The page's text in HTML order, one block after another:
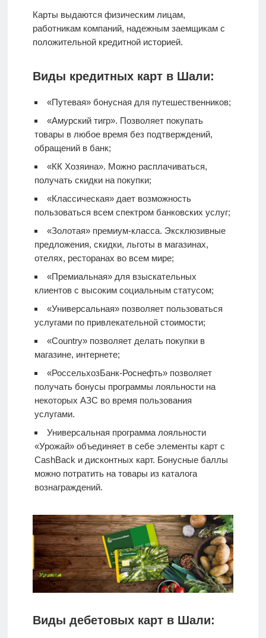
Карты выдаются физическим лицам,
работникам компаний, надежным заемщикам с
положительной кредитной историей.
Виды кредитных карт в Шали:
«Путевая» бонусная для путешественников;
«Амурский тигр». Позволяет покупать
товары в любое время без подтверждений,
обращений в банк;
«КК Хозяина». Можно расплачиваться,
получать скидки на покупки;
«Классическая» дает возможность
пользоваться всем спектром банковских услуг;
«Золотая» премиум-класса. Эксклюзивные
предложения, скидки, льготы в магазинах,
отелях, ресторанах во всем мире;
«Премиальная» для взыскательных
клиентов с высоким социальным статусом;
«Универсальная» позволяет пользоваться
услугами по привлекательной стоимости;
«Country» позволяет делать покупки в
магазине, интернете;
«РоссельхозБанк-Роснефть» позволяет
получать бонусы программы лояльности на
некоторых АЗС во время пользования
услугами.
Универсальная программа лояльности
«Урожай» объединяет в себе элементы карт с
CashBack и дисконтных карт. Бонусные баллы
можно потратить на товары из каталога
вознаграждений.
Виды дебетовых карт в Шали: